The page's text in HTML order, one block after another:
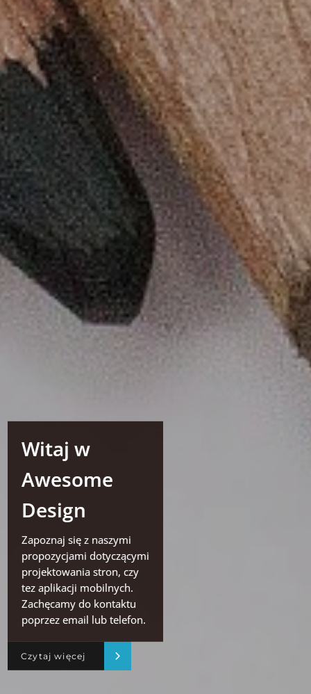
Witaj w
Awesome
Design
Zapoznaj się z naszymi
propozycjami dotyczącymi
projektowania stron, czy
tez aplikacji mobilnych.
Zachęcamy do kontaktu
poprzez email lub telefon.
Czytaj więcej